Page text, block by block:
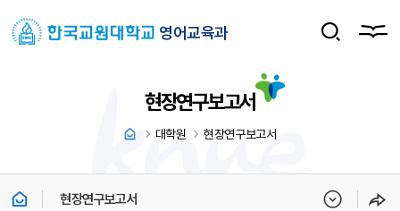
영어교육과
현장연구보고서
대학원 현장연구보고서
현장연구보고서